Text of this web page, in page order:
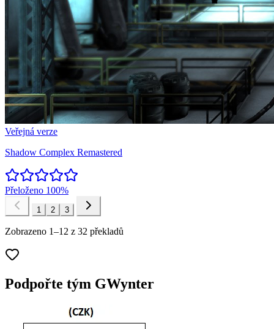
Veřejná verze
Shadow Complex Remastered
Přeloženo 100%
1 2 3
Zobrazeno 1–12 z 32 překladů
Podpořte tým GWynter